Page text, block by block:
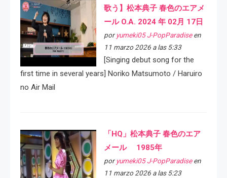
歌う】松本典子 春色のエアメ
ール O.A. 2024 年 02月 17日
por yumeki05 J-PopParadiseen
11 marzo 2026 a las 5:33
[Singing debut song for the
first time in several years] Noriko Matsumoto / Haruiro
no Air Mail
「HQ」松本典子 春色のエア
メール 1985年
por yumeki05 J-PopParadiseen
11 marzo 2026 a las 5:23